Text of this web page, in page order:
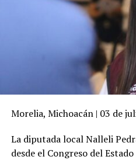
Morelia, Michoacán | 03 de
La diputada local Nalleli
desde el Congreso del